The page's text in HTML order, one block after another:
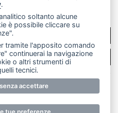
PUBBLICITÀ
- Tutti i diritti riservati.
pubblicazione anche
senza la
.
soltanto alcune
è possibile cliccare su
tramite l'apposito comando
continuerai la navigazione
o altri strumenti di
tecnici.
accettare